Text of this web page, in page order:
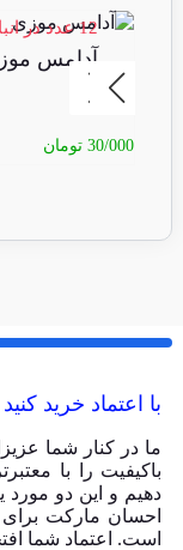
12 عدد در انبار
آدامس
30/000 تومان
با اعتماد خرید کنید
ما در کنار شما
باکیفیت را با
دهیم و این دو مورد
احسان مارکت
است. اعتماد شما